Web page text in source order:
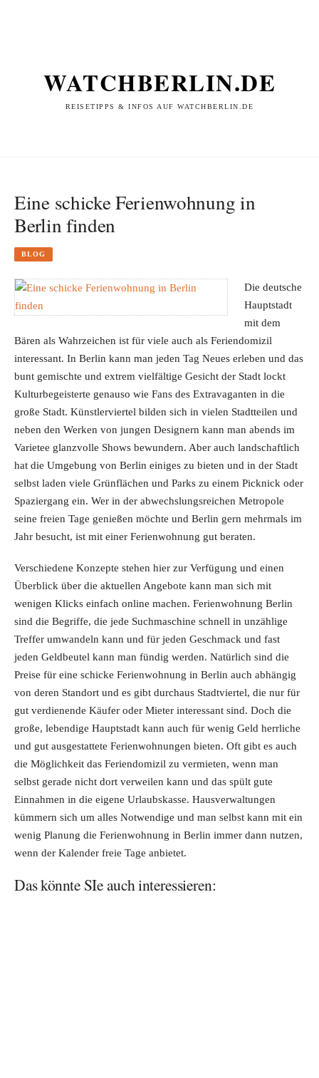
WATCHBERLIN.DE
REISETIPPS & INFOS AUF WATCHBERLIN.DE
Eine schicke Ferienwohnung in
Berlin finden
BLOG
Die deutsche
Hauptstadt
mit dem
Bären als Wahrzeichen ist für viele auch als Feriendomizil
interessant. In Berlin kann man jeden Tag Neues erleben und das
bunt gemischte und extrem vielfältige Gesicht der Stadt lockt
Kulturbegeisterte genauso wie Fans des Extravaganten in die
große Stadt. Künstlerviertel bilden sich in vielen Stadtteilen und
neben den Werken von jungen Designern kann man abends im
Varietee glanzvolle Shows bewundern. Aber auch landschaftlich
hat die Umgebung von Berlin einiges zu bieten und in der Stadt
selbst laden viele Grünflächen und Parks zu einem Picknick oder
Spaziergang ein. Wer in der abwechslungsreichen Metropole
seine freien Tage genießen möchte und Berlin gern mehrmals im
Jahr besucht, ist mit einer Ferienwohnung gut beraten.
Verschiedene Konzepte stehen hier zur Verfügung und einen
Überblick über die aktuellen Angebote kann man sich mit
wenigen Klicks einfach online machen. Ferienwohnung Berlin
sind die Begriffe, die jede Suchmaschine schnell in unzählige
Treffer umwandeln kann und für jeden Geschmack und fast
jeden Geldbeutel kann man fündig werden. Natürlich sind die
Preise für eine schicke Ferienwohnung in Berlin auch abhängig
von deren Standort und es gibt durchaus Stadtviertel, die nur für
gut verdienende Käufer oder Mieter interessant sind. Doch die
große, lebendige Hauptstadt kann auch für wenig Geld herrliche
und gut ausgestattete Ferienwohnungen bieten. Oft gibt es auch
die Möglichkeit das Feriendomizil zu vermieten, wenn man
selbst gerade nicht dort verweilen kann und das spült gute
Einnahmen in die eigene Urlaubskasse. Hausverwaltungen
kümmern sich um alles Notwendige und man selbst kann mit ein
wenig Planung die Ferienwohnung in Berlin immer dann nutzen,
wenn der Kalender freie Tage anbietet.
Das könnte SIe auch interessieren: